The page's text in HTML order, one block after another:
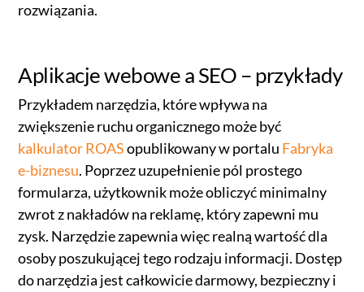
rozwiązania.
Aplikacje webowe a SEO – przykłady
Przykładem narzędzia, które wpływa na
zwiększenie ruchu organicznego może być
kalkulator ROASopublikowany w portalu Fabryka
e-biznesu. Poprzez uzupełnienie pól prostego
formularza, użytkownik może obliczyć minimalny
zwrot z nakładów na reklamę, który zapewni mu
zysk. Narzędzie zapewnia więc realną wartość dla
osoby poszukującej tego rodzaju informacji. Dostęp
do narzędzia jest całkowicie darmowy, bezpieczny i